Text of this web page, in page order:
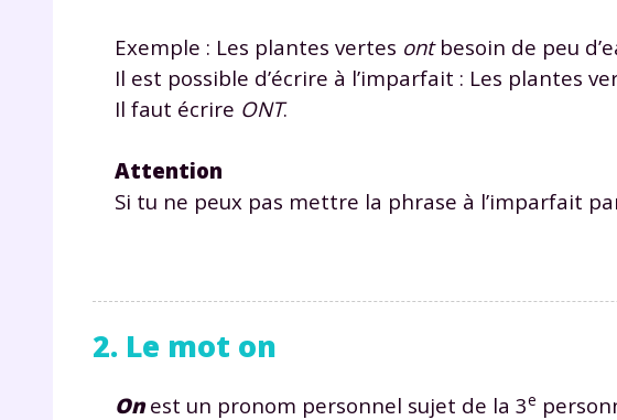
Exemple : Les plantes vertes ontbesoin de peu
Il est possible d’écrire à l’imparfait : Les plantes
Il faut écrire ONT.
Attention
Si tu ne peux pas mettre la phrase à l’imparfait
2. Le mot on
Onest un pronom personnel sujet de la 3e